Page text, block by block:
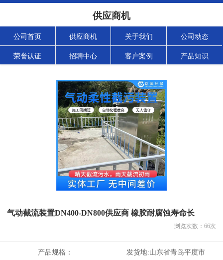
供应商机
公司首页 供应商机 关于我们 公司动态
荣誉认证 招聘中心 客户案例 产品知识
气动截流装置DN400-DN800供应商 橡胶耐腐蚀寿命长
浏览次数： 66次
产品规格： 发货地:山东省青岛平度市